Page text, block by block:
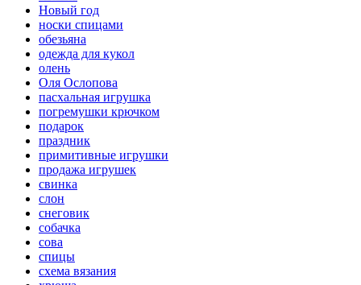
Новый год
носки спицами
обезьяна
одежда для кукол
олень
Оля Ослопова
пасхальная игрушка
погремушки крючком
подарок
праздник
примитивные игрушки
продажа игрушек
свинка
слон
снеговик
собачка
сова
спицы
схема вязания